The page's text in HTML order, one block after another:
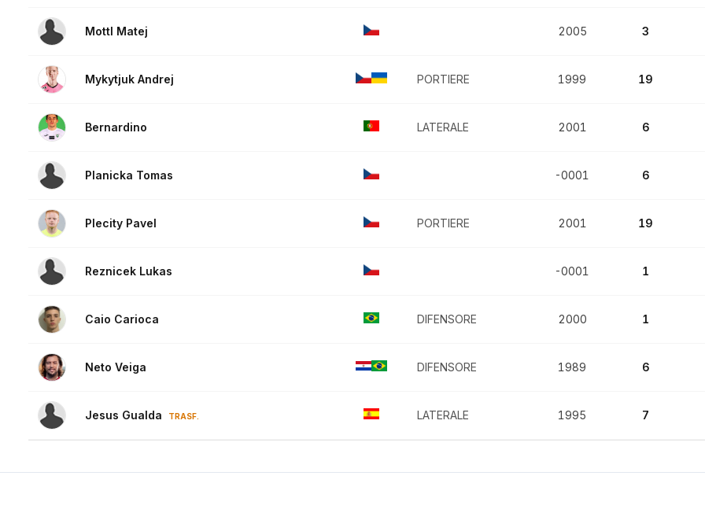
Mottl Matej 2005 3
Mykytjuk Andrej PORTIERE 1999 19
Bernardino LATERALE 2001 6
Planicka Tomas -0001 6
Plecity Pavel PORTIERE 2001 19
Reznicek Lukas -0001 1
Caio Carioca DIFENSORE 2000 1
Neto Veiga DIFENSORE 1989 6
Jesus Gualda TRASF. LATERALE 1995 7